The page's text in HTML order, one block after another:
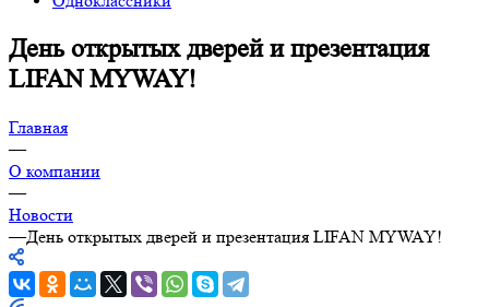
День открытых дверей и презентация
LIFAN MYWAY!
Главная
—
О компании
—
Новости
—День открытых дверей и презентация LIFAN MYWAY!